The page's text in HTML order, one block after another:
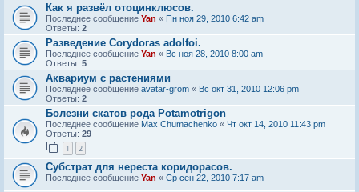
Как я развёл отоцинклюсов.
Последнее сообщение Yan « Пн ноя 29, 2010 6:42 am
Ответы: 2
Разведение Corydoras adolfoi.
Последнее сообщение Yan « Вс ноя 28, 2010 8:00 am
Ответы: 5
Аквариум с растениями
Последнее сообщение avatar-grom « Вс окт 31, 2010 12:06 pm
Ответы: 2
Болезни скатов рода Potamotrigon
Последнее сообщение Max Chumachenko « Чт окт 14, 2010 11:43 pm
Ответы: 29
1 2
Субстрат для нереста коридорасов.
Последнее сообщение Yan « Ср сен 22, 2010 7:17 am